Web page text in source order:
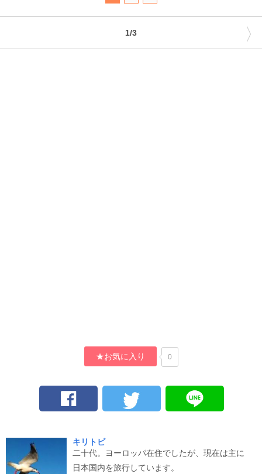
1/3 〉
★お気に入り 0
キリトビ
二十代。ヨーロッパ在住でしたが、現在は主に
日本国内を旅行しています。